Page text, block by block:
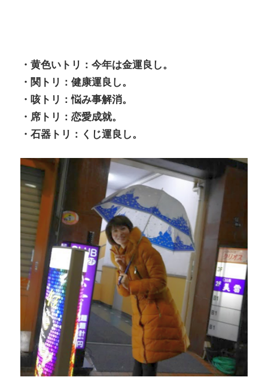
・黄色いトリ：今年は金運良し。
・関トリ：健康運良し。
・咳トリ：悩み事解消。
・席トリ：恋愛成就。
・石器トリ：くじ運良し。